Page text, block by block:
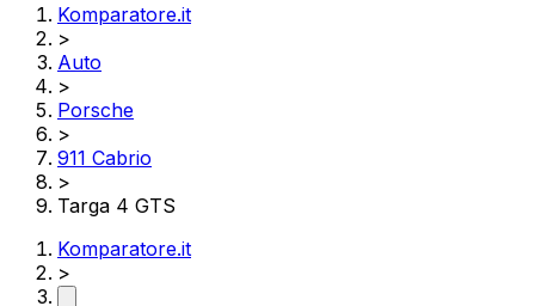
Komparatore.it
>
Auto
>
Porsche
>
911 Cabrio
>
Targa 4 GTS
Komparatore.it
>